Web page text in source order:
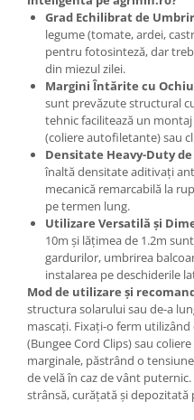
Grad Echilibrat de
legume (tomate, ardei,
pentru fotosinteză, dar
din miezul zilei.
Margini Întărite cu
sunt prevăzute structural
tehnic facilitează un
(coliere autofiletante) sau
Densitate Heavy-Duty de
înaltă densitate aditivați
mecanică remarcabilă la
pe termen lung.
Utilizare Versatilă și
10m și lățimea de 1.2m
gardurilor, umbrirea
instalarea pe deschiderile
Mod de utilizare și
structura solarului sau de-a
mascați. Fixați-o ferm
(Bungee Cord Clips) sau
marginale, păstrând o
de velă în caz de vânt
strânsă, curățată și